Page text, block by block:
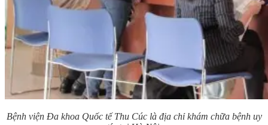
Bệnh viện Đa khoa Quốc tế Thu Cúc là địa chỉ khám chữa bệnh uy